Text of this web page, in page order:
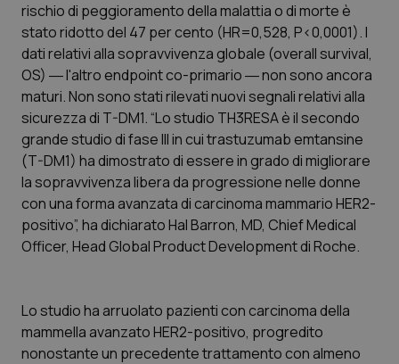
Emilia-Romagna
Friuli Venezia Giulia
Lazio
Liguria
Lombardia
Marche
Piemonte
Colesterolo & coronaropatie
Dermatite Atopica
Diabete & glucometri
Disturbi dell’umore
Dolore
Donna & Salute
HIV
rischio di peggioramento della malattia o di morte è
stato ridotto del 47 per cento (HR=0,528, P<0,0001). I
dati relativi alla sopravvivenza globale (overall survival,
OS) ― l'altro endpoint co-primario ― non sono ancora
maturi. Non sono stati rilevati nuovi segnali relativi alla
sicurezza di T-DM1. “Lo studio TH3RESA è il secondo
grande studio di fase III in cuitrastuzumab emtansine
(T-DM1) ha dimostrato di essere in grado di migliorare
la sopravvivenza libera da progressione nelle donne
con una forma avanzata di carcinoma mammario HER2-
positivo”, ha dichiarato Hal Barron, MD, Chief Medical
Officer, Head Global Product Development di Roche.
Lo studio ha arruolato pazienti con carcinoma della
mammella avanzato HER2-positivo, progredito
nonostante un precedente trattamento con almeno